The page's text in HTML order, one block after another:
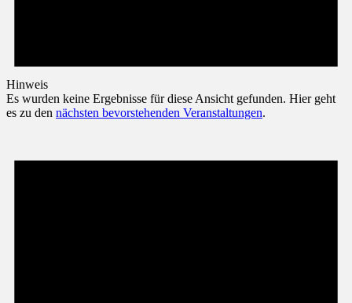
Hinweis
Es wurden keine Ergebnisse für diese Ansicht gefunden. Hier geht
es zu den nächsten bevorstehenden Veranstaltungen.